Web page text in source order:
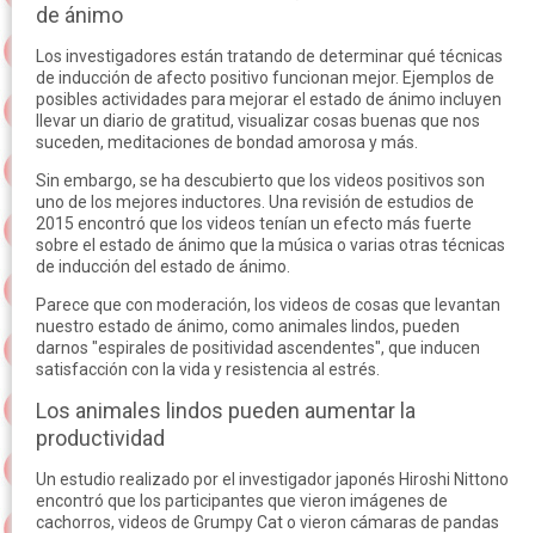
de ánimo
Los investigadores están tratando de determinar qué técnicas
de inducción de afecto positivo funcionan mejor. Ejemplos de
posibles actividades para mejorar el estado de ánimo incluyen
llevar un diario de gratitud, visualizar cosas buenas que nos
suceden, meditaciones de bondad amorosa y más.
Sin embargo, se ha descubierto que los videos positivos son
uno de los mejores inductores. Una revisión de estudios de
2015 encontró que los videos tenían un efecto más fuerte
sobre el estado de ánimo que la música o varias otras técnicas
de inducción del estado de ánimo.
Parece que con moderación, los videos de cosas que levantan
nuestro estado de ánimo, como animales lindos, pueden
darnos "espirales de positividad ascendentes", que inducen
satisfacción con la vida y resistencia al estrés.
Los animales lindos pueden aumentar la
productividad
Un estudio realizado por el investigador japonés Hiroshi Nittono
encontró que los participantes que vieron imágenes de
cachorros, videos de Grumpy Cat o vieron cámaras de pandas